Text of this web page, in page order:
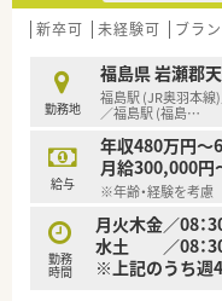
新卒可 未経験可 ブラ
勤務地
福島県 岩瀬郡
福島駅 (JR奥羽本
／福島駅 (福島…
給与
年収480万円～
月給300,000円
※年齢・経験を考慮
勤務
時間
月火木金／08：
水土 ／08：30
※上記のうち週